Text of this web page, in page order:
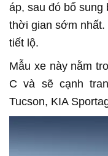
áp, sau đó bổ sung
thời gian sớm
tiết lộ.
Mẫu xe này nằm
C và sẽ cạnh
Tucson, KIA